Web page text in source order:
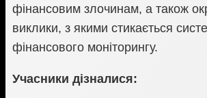
фінансовим злочинам, а також
виклики, з якими стикається
фінансового моніторингу.
Учасники дізналися: